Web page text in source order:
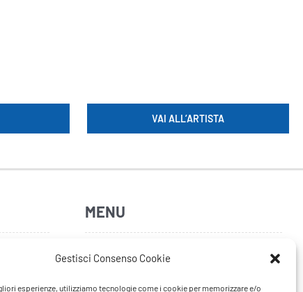
Gestisci Consenso Cookie
esperienze, utilizziamo tecnologie come i cookie per memorizzare e/o
VAI ALL’ARTISTA
MENU